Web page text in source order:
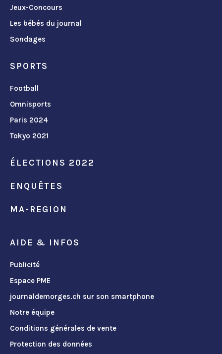
Jeux-Concours
Les bébés du journal
Sondages
SPORTS
Football
Omnisports
Paris 2024
Tokyo 2021
ÉLECTIONS 2022
ENQUÊTES
MA-REGION
AIDE & INFOS
Publicité
Espace PME
journaldemorges.ch sur son smartphone
Notre équipe
Conditions générales de vente
Protection des données